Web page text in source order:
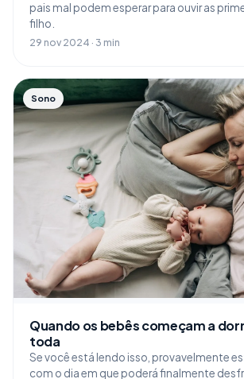
pais mal podem esperar para ouvir as
filho.
29 nov 2024 · 3 min
Sono
Quando os bebês começam a
toda
Se você está lendo isso, provavelmente
com o dia em que poderá finalmente